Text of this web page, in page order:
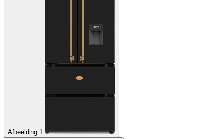
Afbeelding 1